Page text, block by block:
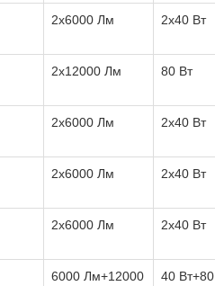
2х6000 Лм 2х40 Вт
2х12000 Лм 80 Вт
2х6000 Лм 2х40 Вт
2х6000 Лм 2х40 Вт
2х6000 Лм 2х40 Вт
6000 Лм+12000
40 Вт+80